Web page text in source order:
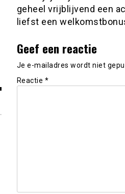
geheel vrijblijvend een
liefst een
Geef een reactie
Je e-mailadres wordt niet
Reactie *